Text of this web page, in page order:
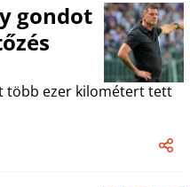
gondot
több ezer kilométert tett